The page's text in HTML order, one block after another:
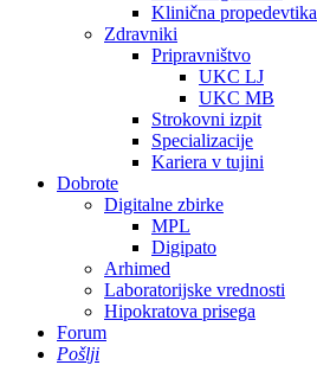
Klinična propedevtika
Zdravniki
Pripravništvo
UKC LJ
UKC MB
Strokovni izpit
Specializacije
Kariera v tujini
Dobrote
Digitalne zbirke
MPL
Digipato
Arhimed
Laboratorijske vrednosti
Hipokratova prisega
Forum
Pošlji